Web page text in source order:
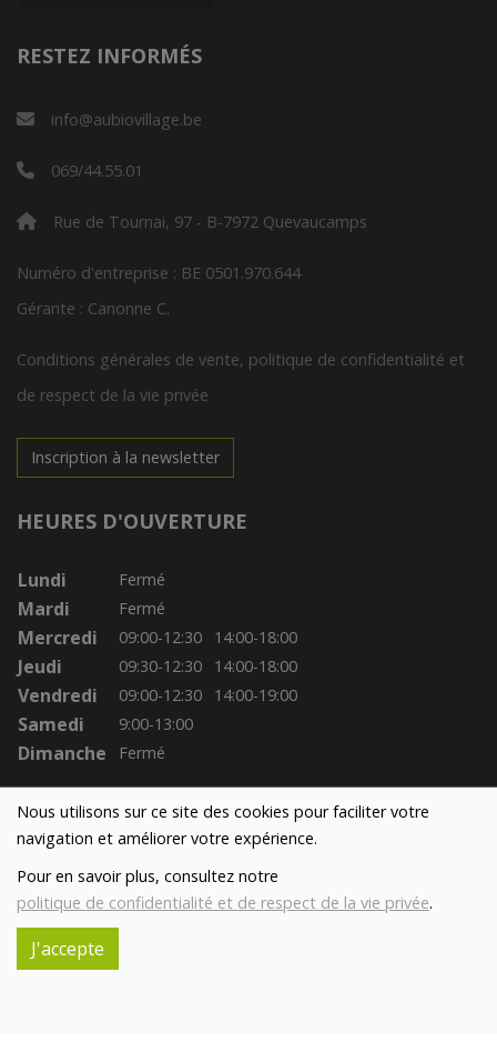
Nous utilisons sur ce site des cookies pour faciliter votre
navigation et améliorer votre expérience.
Pour en savoir plus, consultez notre
politique de confidentialité et de respect de la vie privée.
J'accepte
RESTEZ INFORMÉS
info@aubiovillage.be
069/44.55.01
Rue de Tournai, 97 - B-7972 Quevaucamps
Numéro d'entreprise : BE 0501.970.644
Gérante : Canonne C.
Conditions générales de vente, politique de confidentialité et
de respect de la vie privée
Inscription à la newsletter
HEURES D'OUVERTURE
Lundi Fermé
Mardi Fermé
Mercredi 09:00-12:30 14:00-18:00
Jeudi 09:30-12:30 14:00-18:00
Vendredi 09:00-12:30 14:00-19:00
Samedi 9:00-13:00
Dimanche Fermé